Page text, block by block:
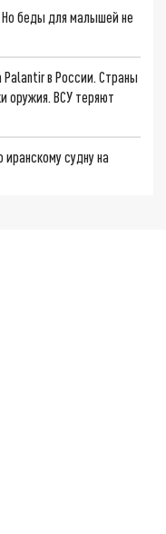
Но беды для малышей не
в России. Страны
оружия. ВСУ теряют
судну на